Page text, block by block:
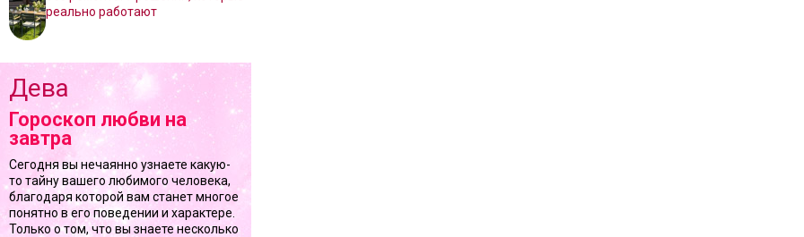
реально работают
Дева
Гороскоп любви на
завтра
Сегодня вы нечаянно узнаете какую-
то тайну вашего любимого человека,
благодаря которой вам станет многое
понятно в его поведении и характере.
Только о том, что вы знаете несколько